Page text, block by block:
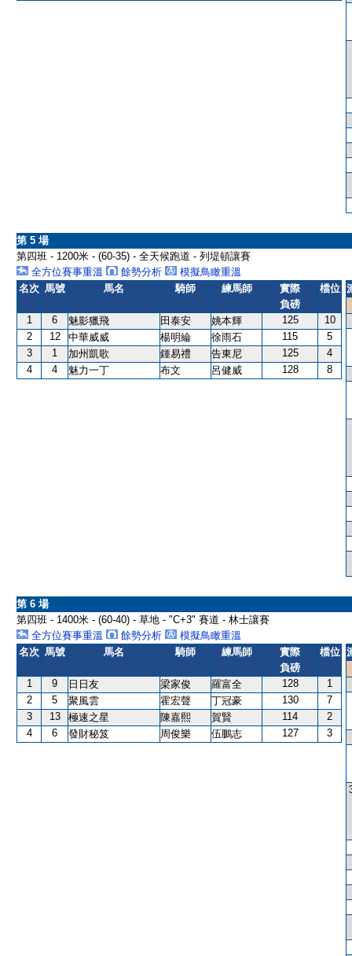
第 5 場
第四班 - 1200米 - (60-35) - 全天候跑道 - 列堤頓讓賽
全方位賽事重溫
餘勢分析
模擬鳥瞰重溫
名次 馬號 馬名 騎師 練馬師
實際
負磅
檔位
1 6 魅影獵飛 田泰安 姚本輝 125
10
2
12 中華威威 楊明綸 徐雨石 115
5
3
1 加州凱歌 鍾易禮 告東尼 125
4
4
4 魅力一丁 布文 呂健威 128 8
第 6 場
第四班 - 1400米 - (60-40) - 草地 - "C+3" 賽道 - 林士讓賽
全方位賽事重溫
餘勢分析
模擬鳥瞰重溫
名次 馬號 馬名 騎師 練馬師
實際
負磅
檔位
1 9 日日友 梁家俊 羅富全 128
1
2
5 聚風雲 霍宏聲 丁冠豪 130
7
3
13 極速之星 陳嘉熙 賀賢 114
2
4
6 發財秘笈 周俊樂 伍鵬志 127 3